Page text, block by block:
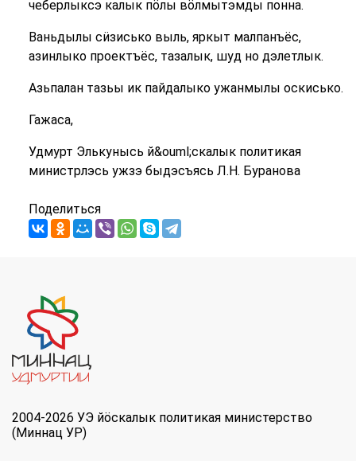
чеберлыксэ калык пӧлы вӧлмытэмды понна.
Ваньдылы сӥзисько выль, яркыт малпанъёс,
азинлыко проектъёс, тазалык, шуд но дэлетлык.
Азьпалан тазьы ик пайдалыко ужанмылы оскисько.
Гажаса,
Удмурт Элькунысь й&ouml;скалык политикая
министрлэсь ужзэ быдэсъясь Л.Н. Буранова
Поделиться
2004-2026 УЭ йöскалык политикая министерство
(Миннац УР)